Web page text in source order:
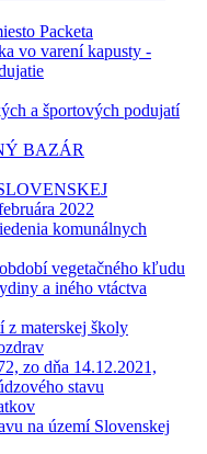
Packeta
vo varení kapusty -
a športových podujatí
BAZÁR
2022
komunálnych
vegetačného kľudu
a iného vtáctva
z materskej školy
zo dňa 14.12.2021,
stavu
na území Slovenskej